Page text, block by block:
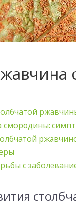
смородины:
с